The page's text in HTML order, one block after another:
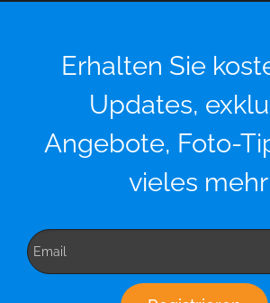
Erhalten Sie
Updates,
Angebote, Foto-
vieles